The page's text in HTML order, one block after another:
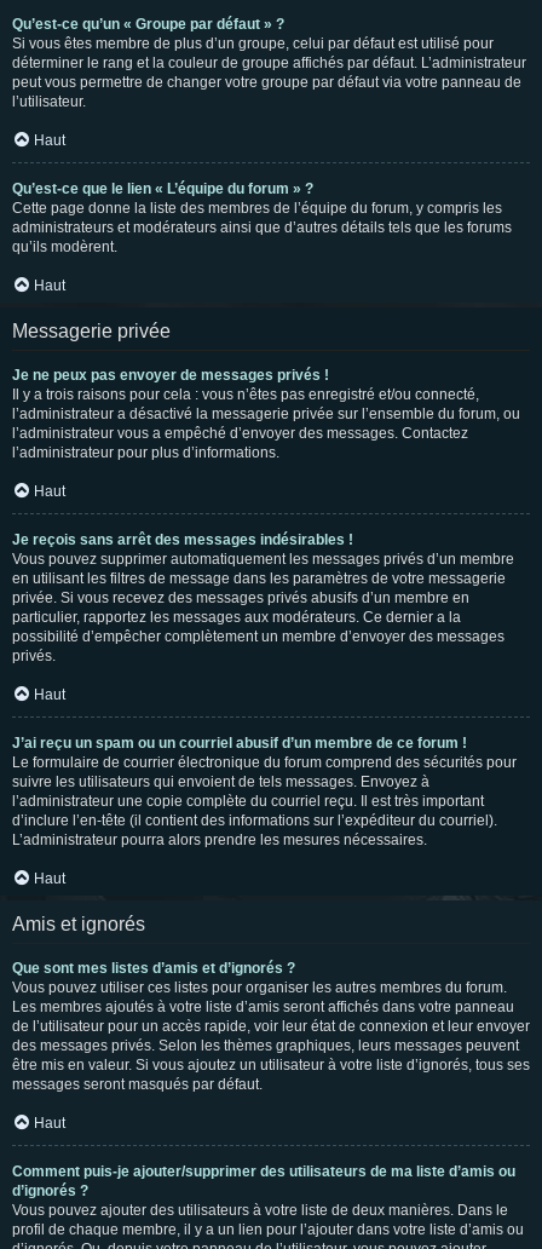
Qu’est-ce qu’un « Groupe par défaut » ?
Si vous êtes membre de plus d’un groupe, celui par défaut est utilisé pour
déterminer le rang et la couleur de groupe affichés par défaut. L’administrateur
peut vous permettre de changer votre groupe par défaut via votre panneau de
l’utilisateur.
Haut
Qu’est-ce que le lien « L’équipe du forum » ?
Cette page donne la liste des membres de l’équipe du forum, y compris les
administrateurs et modérateurs ainsi que d’autres détails tels que les forums
qu’ils modèrent.
Haut
Messagerie privée
Je ne peux pas envoyer de messages privés !
Il y a trois raisons pour cela : vous n’êtes pas enregistré et/ou connecté,
l’administrateur a désactivé la messagerie privée sur l’ensemble du forum, ou
l’administrateur vous a empêché d’envoyer des messages. Contactez
l’administrateur pour plus d’informations.
Haut
Je reçois sans arrêt des messages indésirables !
Vous pouvez supprimer automatiquement les messages privés d’un membre
en utilisant les filtres de message dans les paramètres de votre messagerie
privée. Si vous recevez des messages privés abusifs d’un membre en
particulier, rapportez les messages aux modérateurs. Ce dernier a la
possibilité d’empêcher complètement un membre d’envoyer des messages
privés.
Haut
J’ai reçu un spam ou un courriel abusif d’un membre de ce forum !
Le formulaire de courrier électronique du forum comprend des sécurités pour
suivre les utilisateurs qui envoient de tels messages. Envoyez à
l’administrateur une copie complète du courriel reçu. Il est très important
d’inclure l’en-tête (il contient des informations sur l’expéditeur du courriel).
L’administrateur pourra alors prendre les mesures nécessaires.
Haut
Amis et ignorés
Que sont mes listes d’amis et d’ignorés ?
Vous pouvez utiliser ces listes pour organiser les autres membres du forum.
Les membres ajoutés à votre liste d’amis seront affichés dans votre panneau
de l’utilisateur pour un accès rapide, voir leur état de connexion et leur envoyer
des messages privés. Selon les thèmes graphiques, leurs messages peuvent
être mis en valeur. Si vous ajoutez un utilisateur à votre liste d’ignorés, tous ses
messages seront masqués par défaut.
Haut
Comment puis-je ajouter/supprimer des utilisateurs de ma liste d’amis ou
d’ignorés ?
Vous pouvez ajouter des utilisateurs à votre liste de deux manières. Dans le
profil de chaque membre, il y a un lien pour l’ajouter dans votre liste d’amis ou